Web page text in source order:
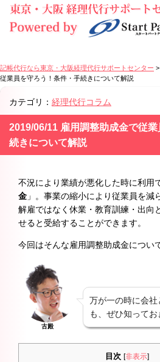
記帳代行なら東京・大阪経理代行サポートセンター >
従業員を守ろう！条件・手続きについて解説
カテゴリ： 経理代行コラム
2019/06/11 雇用調整助成金で従
続きについて解説
不況により業績が悪化した時に利用
金 」。事業の縮小により従業員を減
解雇ではなく休業・教育訓練・出向
せると受給することができます。
今回はそんな雇用調整助成金につい
古殿
万が一の時に会
も、ぜひ知ってお
目次 [非表示]